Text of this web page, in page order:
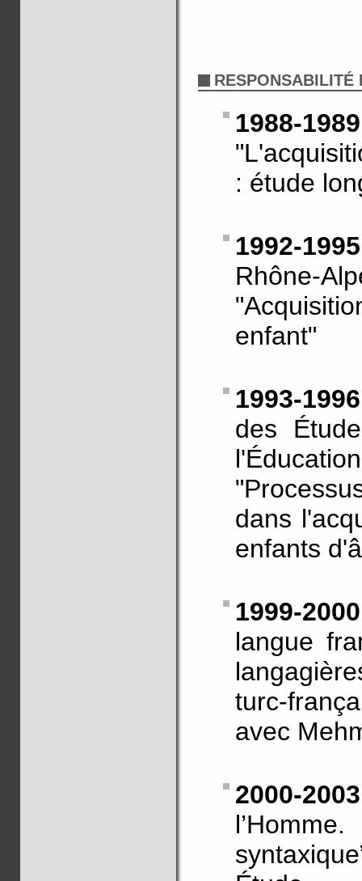
RESPONSABILITÉ
1988-
: étude
1992-1995
Rhône-
enfant"
1993-
des
dans
enfants
1999-
langue
turc-
avec
2000-